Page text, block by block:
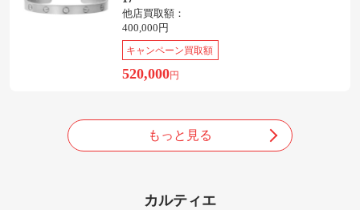
他店買取額：
400,000円
キャンペーン買取額
520,000円
もっと見る
カルティエ